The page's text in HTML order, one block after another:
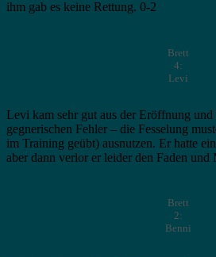
ihm gab es keine Rettung. 0-2
Brett
4:
Levi
Levi kam sehr gut aus der Eröffnung und
gegnerischen Fehler – die Fesselung
im Training geübt) ausnutzen. Er hatte
aber dann verlor er leider den Faden und
Brett
2:
Benni